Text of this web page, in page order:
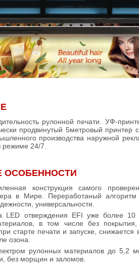
рулонной печати. УФ-
продвинутый 5метровый принтер
производства наружной
режиме 24/7.
ОСОБЕННОСТИ
конструкция самого
в Мире. Переработаный
универсальности.
LED отверждения EFI уже более 10
в том числе без
старте печати и запуске,
озона.
рулонных материалов до 5,2
без морщин и заломов.